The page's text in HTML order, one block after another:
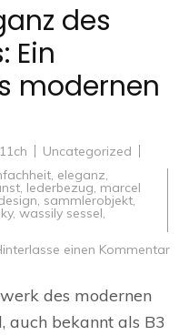
des
Ein
modernen
Uncategorized
eleganz
lederbezug marcel
sammlerobjekt
, wassily sessel
einen Kommentarzu
des modernen
auch bekannt als B3